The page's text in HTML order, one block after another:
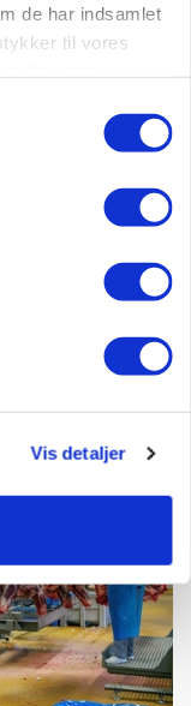
de har indsamlet
til vores
Vis detaljer
største